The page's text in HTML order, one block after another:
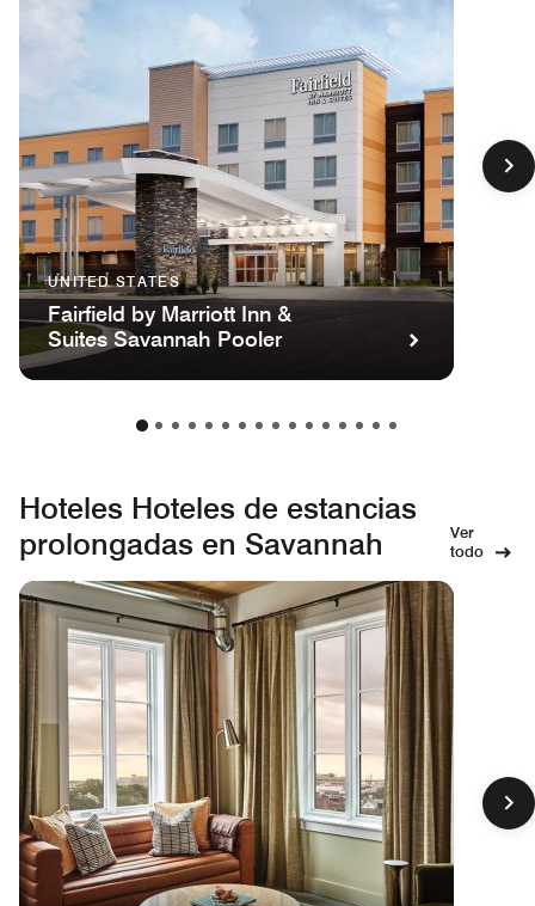
UNITED STATES
Fairfield by Marriott Inn &
Suites Savannah Pooler
Hoteles Hoteles de estancias
prolongadas en Savannah
Ver
todo